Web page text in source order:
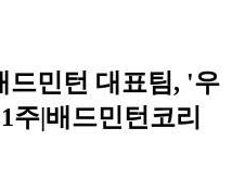
드민턴 대표팀, '우
주|배드민턴코리